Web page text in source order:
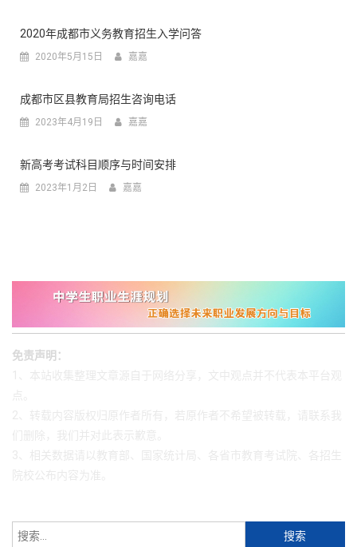
2020年成都市义务教育招生入学问答
2020年5月15日 嘉嘉
成都市区县教育局招生咨询电话
2023年4月19日 嘉嘉
新高考考试科目顺序与时间安排
2023年1月2日 嘉嘉
免责声明：